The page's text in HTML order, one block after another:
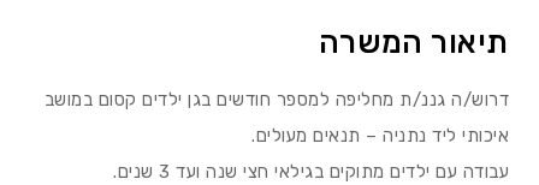
תיאור המשרה
דרוש/ה גננ/ת מחליפה למספר חודשים בגן ילדים קסום במושב
איכותי ליד נתניה – תנאים מעולים.
עבודה עם ילדים מתוקים בגילאי חצי שנה ועד 3 שנים.